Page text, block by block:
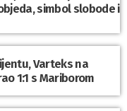
simbol slobode i
Varteks na
1:1 s Mariborom